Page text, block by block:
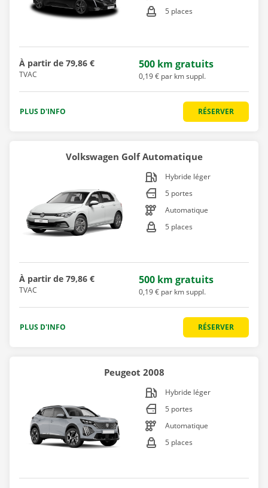
5 places
À partir de 79,86 €
TVAC
500 km gratuits
0,19 € par km suppl.
PLUS D'INFO RÉSERVER
Volkswagen Golf Automatique
Hybride léger
5 portes
Automatique
5 places
À partir de 79,86 €
TVAC
500 km gratuits
0,19 € par km suppl.
PLUS D'INFO RÉSERVER
Peugeot 2008
Hybride léger
5 portes
Automatique
5 places